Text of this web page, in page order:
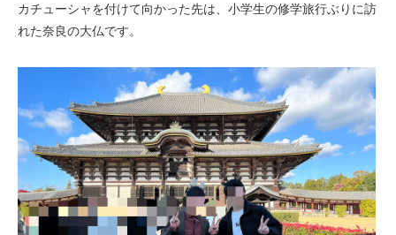
カチューシャを付けて向かった先は、小学生の修学旅行ぶりに訪
れた奈良の大仏です。